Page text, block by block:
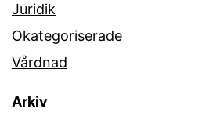
Juridik
Okategoriserade
Vårdnad
Arkiv